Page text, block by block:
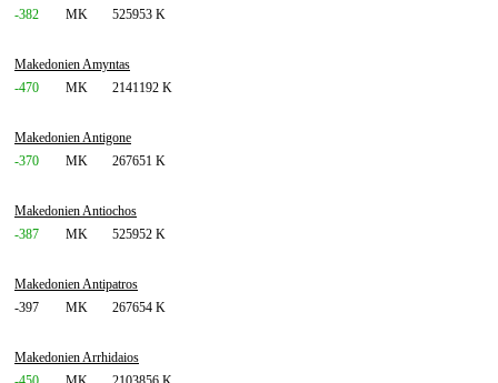
-382 MK 525953 K
Makedonien Amyntas
-470
MK 2141192 K
Makedonien Antigone
-370
MK 267651 K
Makedonien Antiochos
-387
MK 525952 K
Makedonien Antipatros
-397
MK 267654 K
Makedonien Arrhidaios